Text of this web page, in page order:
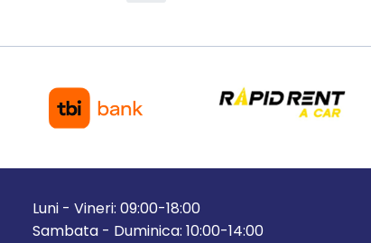
Luni - Vineri: 09:00-18:00
Sambata - Duminica: 10:00-14:00